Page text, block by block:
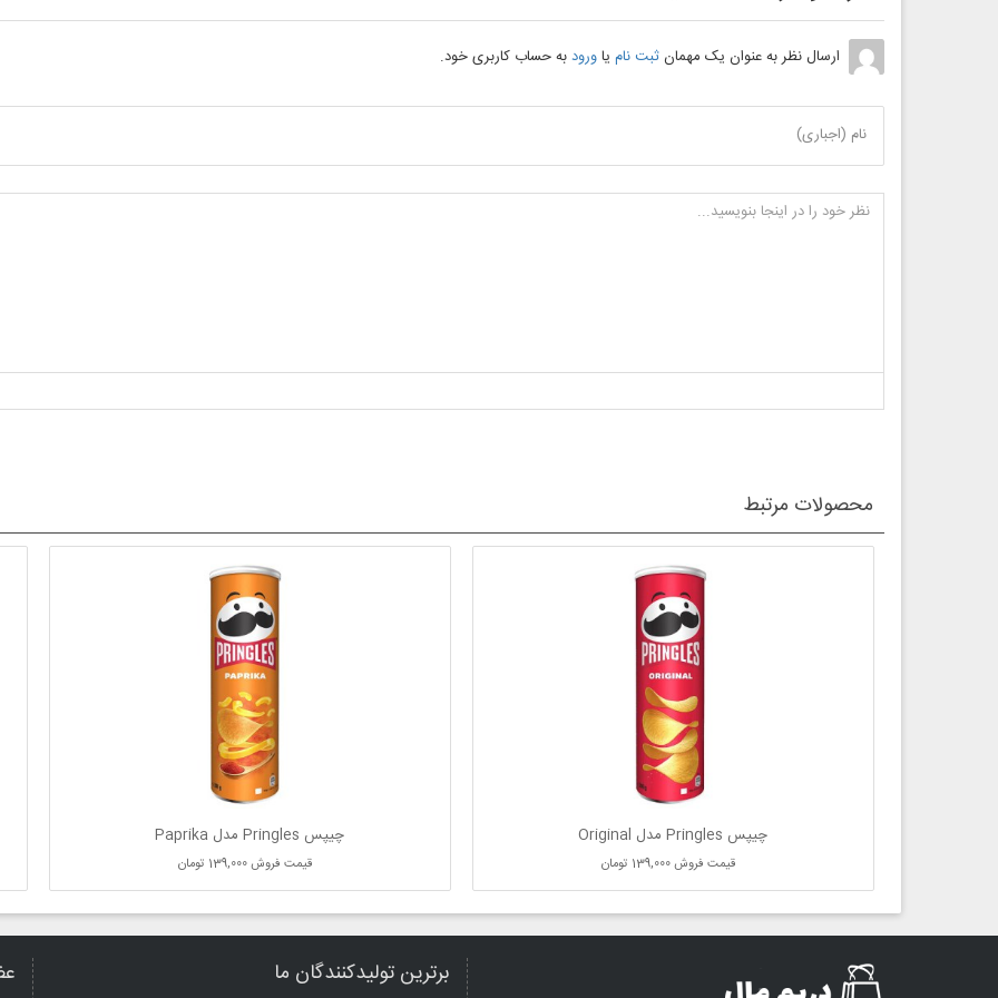
ارسال نظر به عنوان یک مهمانثبت نام یاورودبه حساب کاربری خود.
نام (اجباری)
محصولات مرتبط
چیپس Pringles مدل Paprika
قیمت فروش139,000 تومان
چیپس Pringles مدل Original
قیمت فروش139,000 تومان
برترین تولیدکنندگان ما